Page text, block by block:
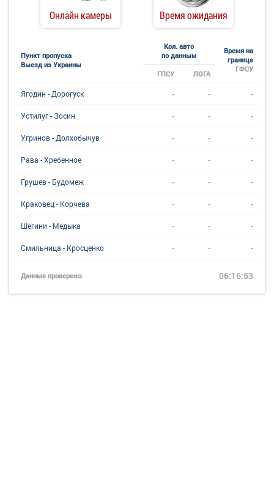
Онлайн камеры Время ожидания
Пункт пропуска
Выезд из Украины
Кол. авто
по данным
Время на
границе
ГФСУ
ГПСУ ЛОГА
Ягодин - Дорогуск - - -
Устилуг - Зосин - - -
Угринов - Долхобычув - - -
Рава - Хребенное - - -
Грушев - Будомеж - - -
Краковец - Корчева - - -
Шегини - Медыка - - -
Смильница - Кросценко - - -
Данные проверено: 06:16:53